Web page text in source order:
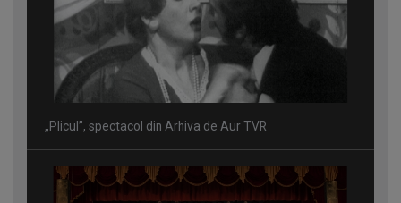
„Plicul”, spectacol din Arhiva de Aur TVR